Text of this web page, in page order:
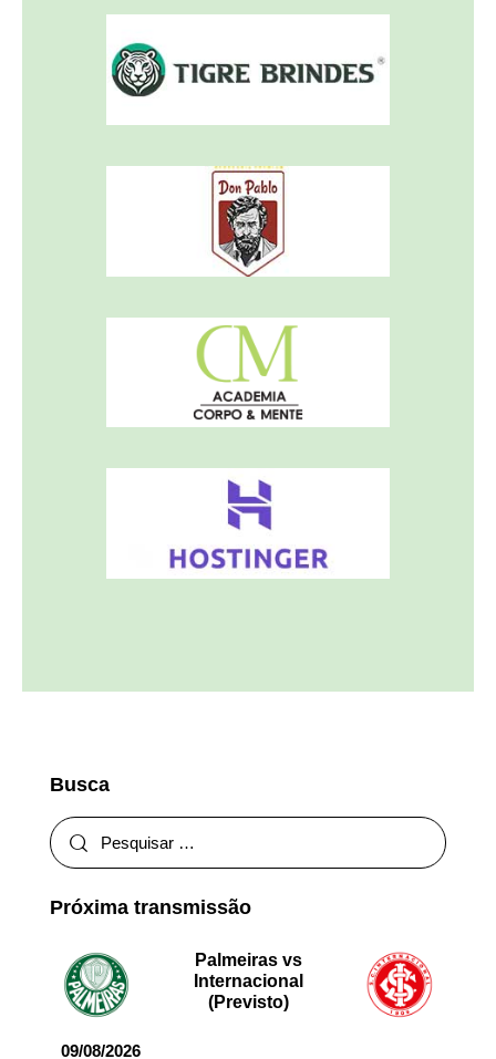
Busca
Próxima transmissão
Palmeiras vs
Internacional
(Previsto)
09/08/2026